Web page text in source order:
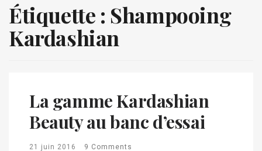
Étiquette : Shampooing
Kardashian
La gamme Kardashian
Beauty au banc d’essai
21 juin 2016 9 Comments